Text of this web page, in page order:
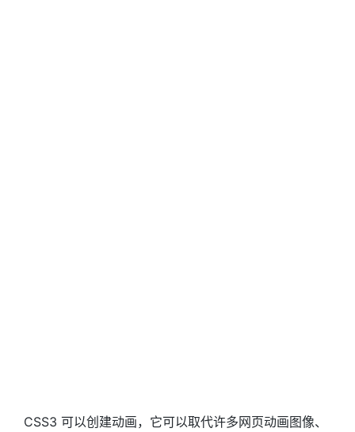
CSS3 可以创建动画，它可以取代许多网页动画图像、